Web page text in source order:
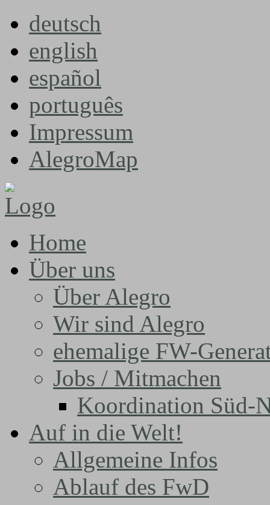
deutsch
english
español
português
Impressum
AlegroMap
Home
Über uns
Über Alegro
Wir sind Alegro
ehemalige FW-
Jobs / Mitmachen
Koordination Süd-
Auf in die Welt!
Allgemeine Infos
Ablauf des FwD